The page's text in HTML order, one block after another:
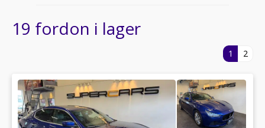
19 fordon i lager
1 2